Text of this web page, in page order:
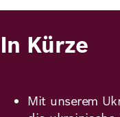
Kontakt
In Kürze
Mit unserem